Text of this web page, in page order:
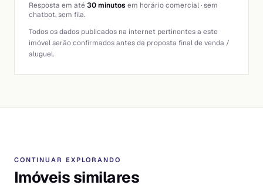
Resposta em até30 minutos em horário comercial · sem
chatbot, sem fila.
Todos os dados publicados na internet pertinentes a este
imóvel serão confirmados antes da proposta final de venda /
aluguel.
CONTINUAR EXPLORANDO
Imóveis similares